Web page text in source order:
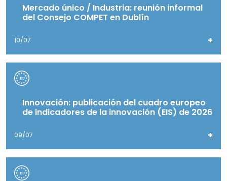
Mercado único / Industria: reunión informal
del Consejo COMPET en Dublín
10/07 +
Innovación: publicación del cuadro europeo
de indicadores de la innovación (EIS) de 2026
09/07 +